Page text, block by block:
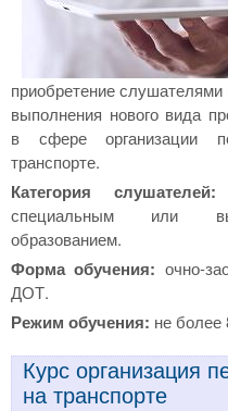
приобретение
выполнения нового вида
в сфере организации
транспорте.
Категория слушателей:
специальным или
образованием.
Форма обучения: очно-
ДОТ.
Режим обучения: не более
Курс организация
на транспорте